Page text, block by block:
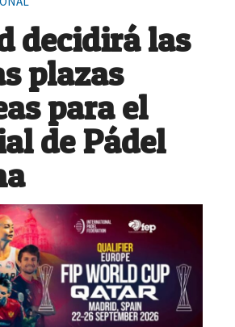
decidirá las
plazas
para el
de Pádel